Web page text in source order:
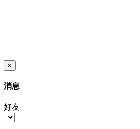
×
消息
好友